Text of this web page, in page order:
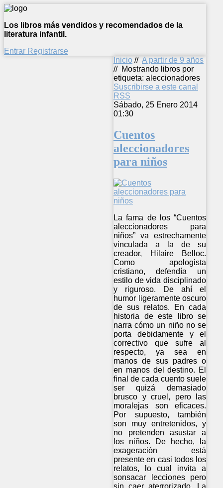
Los libros más vendidos y recomendados de la
literatura infantil.
Entrar Registrarse
Inicio // A partir de 9 años
// Mostrando libros por
etiqueta: aleccionadores
Suscribirse a este canal
RSS
Sábado, 25 Enero 2014
01:30
Cuentos
aleccionadores
para niños
La fama de los “Cuentos
aleccionadores para
niños” va estrechamente
vinculada a la de su
creador, Hilaire Belloc.
Como apologista
cristiano, defendía un
estilo de vida disciplinado
y riguroso. De ahí el
humor ligeramente oscuro
de sus relatos. En cada
historia de este libro se
narra cómo un niño no se
porta debidamente y el
correctivo que sufre al
respecto, ya sea en
manos de sus padres o
en manos del destino. El
final de cada cuento suele
ser quizá demasiado
brusco y cruel, pero las
moralejas son eficaces.
Por supuesto, también
son muy entretenidos, y
no pretenden asustar a
los niños. De hecho, la
exageración está
presente en casi todos los
relatos, lo cual invita a
sonsacar lecciones pero
sin caer aterrorizado. La